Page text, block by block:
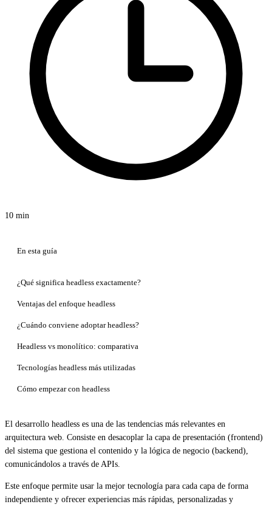
10 min
En esta guía
¿Qué significa headless exactamente?
Ventajas del enfoque headless
¿Cuándo conviene adoptar headless?
Headless vs monolítico: comparativa
Tecnologías headless más utilizadas
Cómo empezar con headless
El desarrollo headless es una de las tendencias más relevantes en
arquitectura web. Consiste en desacoplar la capa de presentación (frontend)
del sistema que gestiona el contenido y la lógica de negocio (backend),
comunicándolos a través de APIs.
Este enfoque permite usar la mejor tecnología para cada capa de forma
independiente y ofrecer experiencias más rápidas, personalizadas y